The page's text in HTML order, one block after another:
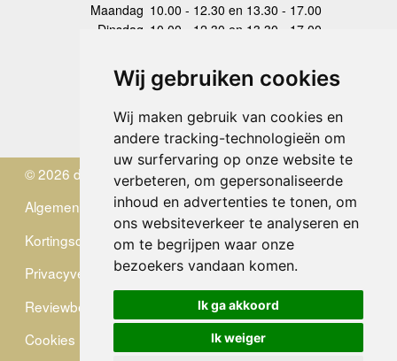
Wij gebruiken cookies
Wij maken gebruik van cookies en
andere tracking-technologieën om
uw surfervaring op onze website te
verbeteren, om gepersonaliseerde
inhoud en advertenties te tonen, om
ons websiteverkeer te analyseren en
om te begrijpen waar onze
bezoekers vandaan komen.
Ik ga akkoord
Ik weiger
Maandag 10.00 - 12.30 en 13.30 - 17.00
Dinsdag 10.00 - 12.30 en 13.30 - 17.00
Donderdag
10.00 - 12.30 en 13.30 - 17.00
Vrijdag 10.00 - 12.30 en 13.30 - 17.00
Zaterdag
gesloten
Zondag gesloten
© 2026 de Zwerver
Algemene Voorwaarden
Kortingscode
Privacyverklaring
Reviewbeleid
Cookies